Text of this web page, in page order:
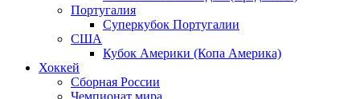
Португалия
Суперкубок Португалии
США
Кубок Америки (Копа Америка)
Хоккей
Сборная России
Чемпионат мира